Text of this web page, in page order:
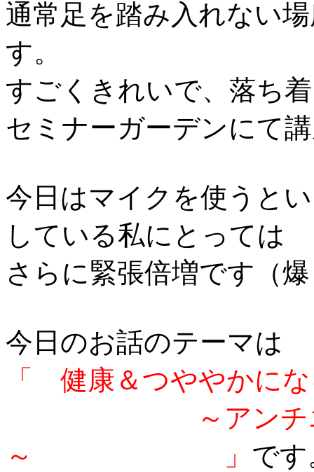
通常足を踏み入れない
す。
すごくきれいで、落ち
セミナーガーデンにて
今日はマイクを使うと
している私にとっては
さらに緊張倍増です（
今日のお話のテーマは
「 健康＆つややかに
～アンチエ
～ 」 です